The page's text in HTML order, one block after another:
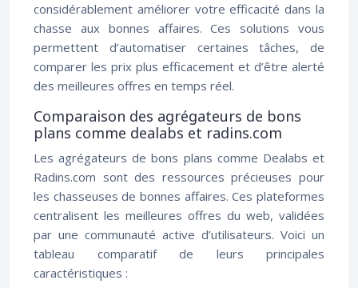
considérablement améliorer votre efficacité dans la
chasse aux bonnes affaires. Ces solutions vous
permettent d’automatiser certaines tâches, de
comparer les prix plus efficacement et d’être alerté
des meilleures offres en temps réel.
Comparaison des agrégateurs de bons
plans comme dealabs et radins.com
Les agrégateurs de bons plans comme Dealabs et
Radins.com sont des ressources précieuses pour
les chasseuses de bonnes affaires. Ces plateformes
centralisent les meilleures offres du web, validées
par une communauté active d’utilisateurs. Voici un
tableau comparatif de leurs principales
caractéristiques :